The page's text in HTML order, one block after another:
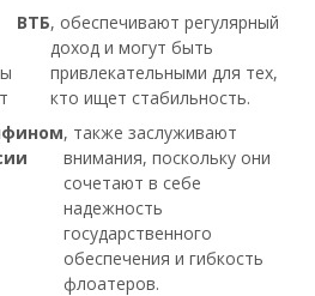
ВТБ, обеспечивают регулярный
доход и могут быть
привлекательными для тех,
кто ищет стабильность.
, также заслуживают
внимания, поскольку они
сочетают в себе
надежность
государственного
обеспечения и гибкость
флоатеров.